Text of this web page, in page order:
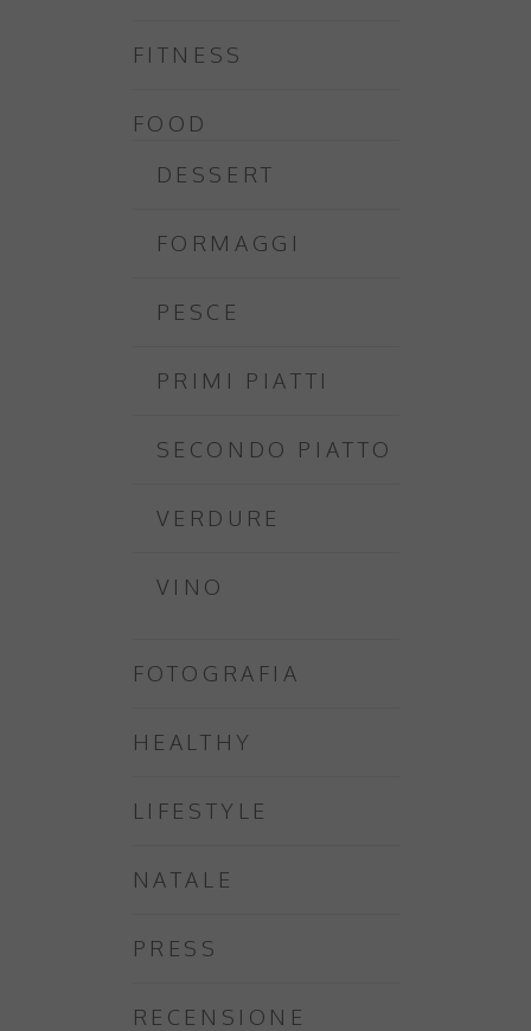
FITNESS
FOOD
DESSERT
FORMAGGI
PESCE
PRIMI PIATTI
SECONDO PIATTO
VERDURE
VINO
FOTOGRAFIA
HEALTHY
LIFESTYLE
NATALE
PRESS
RECENSIONE